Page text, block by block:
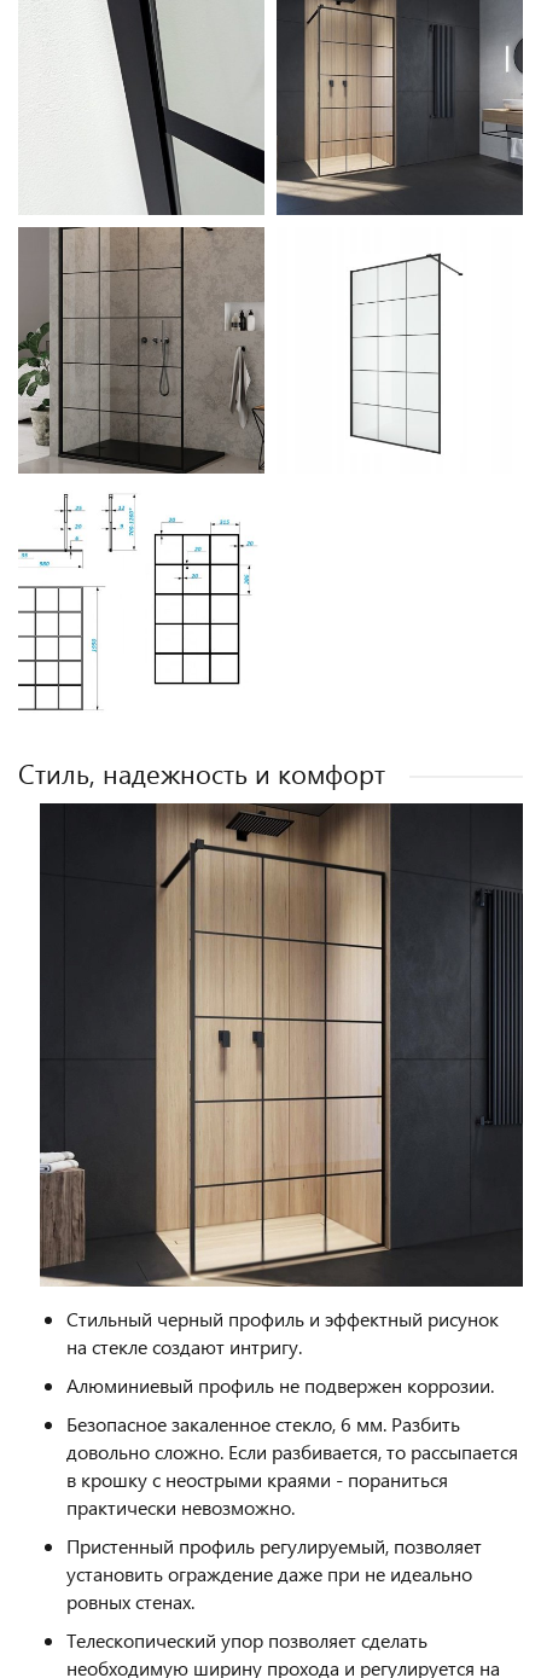
Стиль, надежность и комфорт
Стильный черный профиль и эффектный рисунок
на стекле создают интригу.
Алюминиевый профиль не подвержен коррозии.
Безопасное закаленное стекло, 6 мм. Разбить
довольно сложно. Если разбивается, то рассыпается
в крошку с неострыми краями - пораниться
практически невозможно.
Пристенный профиль регулируемый, позволяет
установить ограждение даже при не идеально
ровных стенах.
Телескопический упор позволяет сделать
необходимую ширину прохода и регулируется на